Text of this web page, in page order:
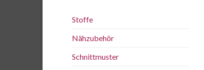
Stoffe
Nähzubehör
Schnittmuster